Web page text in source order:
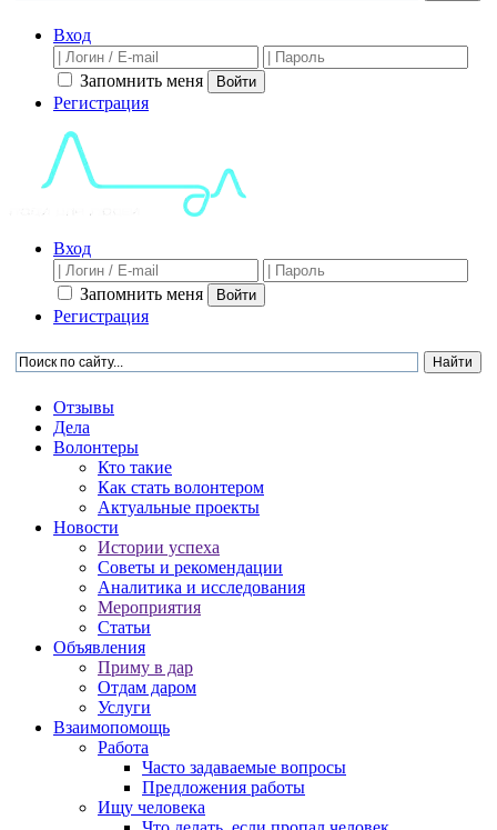
Вход
Запомнить меня Войти
Регистрация
Вход
Запомнить меня Войти
Регистрация
Отзывы
Дела
Волонтеры
Кто такие
Как стать волонтером
Актуальные проекты
Новости
Истории успеха
Советы и рекомендации
Аналитика и исследования
Мероприятия
Статьи
Объявления
Приму в дар
Отдам даром
Услуги
Взаимопомощь
Работа
Часто задаваемые вопросы
Предложения работы
Ищу человека